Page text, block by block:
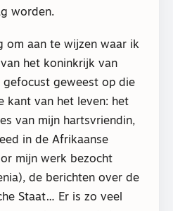
worden.
om aan te wijzen waar ik
het koninkrijk van
gefocust geweest op die
kant van het leven: het
van mijn hartsvriendin,
in de Afrikaanse
mijn werk bezocht
de berichten over de
Staat… Er is zo veel